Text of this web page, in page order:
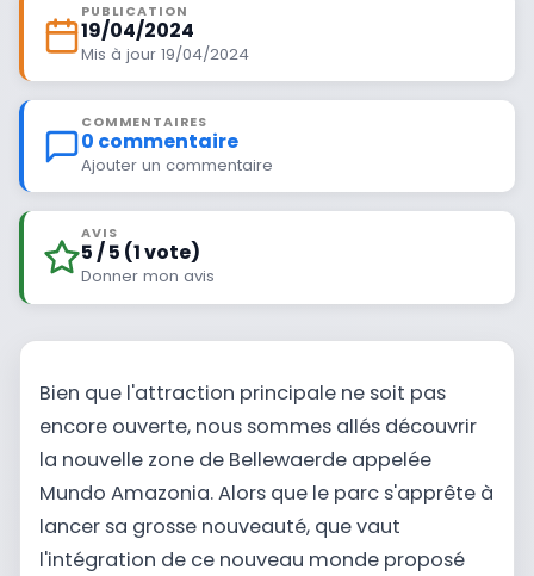
PUBLICATION
19/04/2024
Mis à jour 19/04/2024
COMMENTAIRES
0 commentaire
Ajouter un commentaire
AVIS
5 / 5 (1 vote)
Donner mon avis
Bien que l'attraction principale ne soit pas
encore ouverte, nous sommes allés découvrir
la nouvelle zone de Bellewaerde appelée
Mundo Amazonia. Alors que le parc s'apprête à
lancer sa grosse nouveauté, que vaut
l'intégration de ce nouveau monde proposé